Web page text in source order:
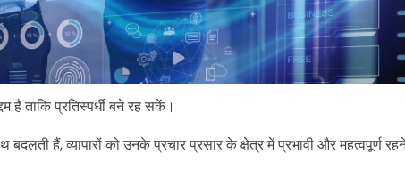
है ताकि प्रतिस्पर्धी बने रह सकें।
हैं, व्यापारों को उनके प्रचार प्रसार के क्षेत्र में प्रभावी और महत्वपूर्ण